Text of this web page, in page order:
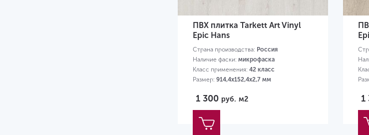
ПВХ плитка Tarkett Art Vinyl
Epic Hans
Страна производства: Россия
Наличие фаски: микрофаска
Класс применения: 42 класс
Размер: 914,4х152,4х2,7 мм
1 300 руб. м2 1